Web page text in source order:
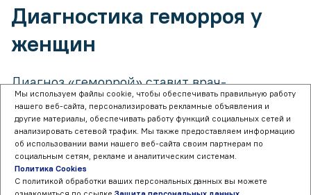
Диагностика геморроя у
женщин
Диагноз «геморрой» ставит врач-
колопроктолог. Для этого проводятся[2]:
сбор жалоб пациента;
наружный осмотр анального отверстия и
промежности;
Мы используем файлы cookie, чтобы обеспечивать правильную работу
нашего веб-сайта, персонализировать рекламные объявления и
другие материалы, обеспечивать работу функций социальных сетей и
анализировать сетевой трафик. Мы также предоставляем информацию
об использовании вами нашего веб-сайта своим партнерам по
социальным сетям, рекламе и аналитическим системам.
Политика Cookies
С политикой обработки ваших персональных данных вы можете